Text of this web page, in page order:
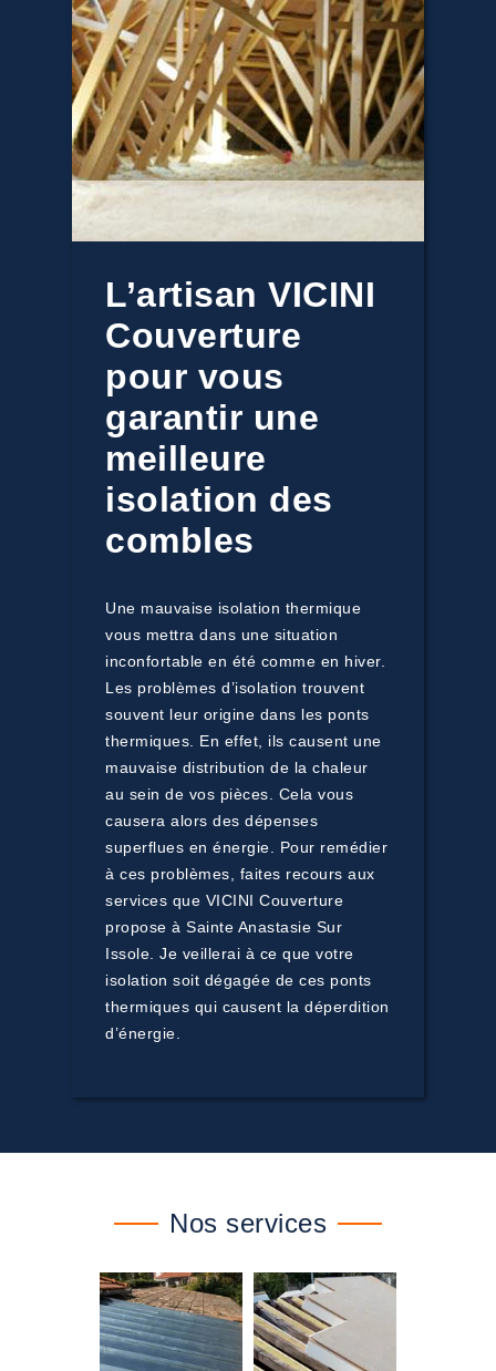
L’artisan VICINI
Couverture
pour vous
garantir une
meilleure
isolation des
combles
Une mauvaise isolation thermique
vous mettra dans une situation
inconfortable en été comme en hiver.
Les problèmes d’isolation trouvent
souvent leur origine dans les ponts
thermiques. En effet, ils causent une
mauvaise distribution de la chaleur
au sein de vos pièces. Cela vous
causera alors des dépenses
superflues en énergie. Pour remédier
à ces problèmes, faites recours aux
services que VICINI Couverture
propose à Sainte Anastasie Sur
Issole. Je veillerai à ce que votre
isolation soit dégagée de ces ponts
thermiques qui causent la déperdition
d’énergie.
Nos services